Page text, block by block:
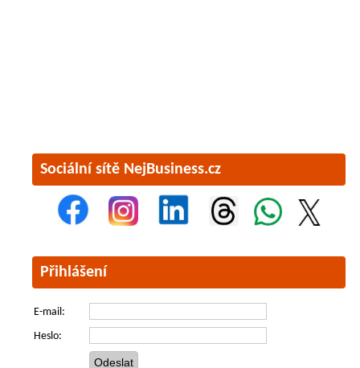
Sociální sítě NejBusiness.cz
Přihlášení
E-mail:
Heslo: